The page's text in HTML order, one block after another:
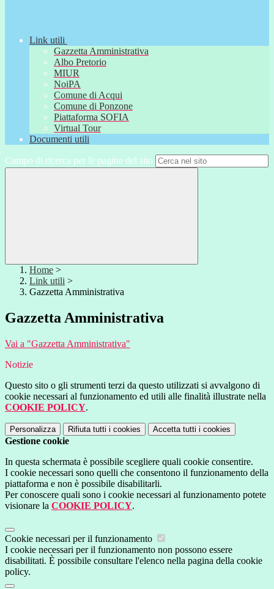
Link utili
Gazzetta Amministrativa
Albo Pretorio
MIUR
NoiPA
Comune di Acqui
Comune di Ponzone
Piattaforma SOFIA
Virtual Tour
Documenti utili
Campo di ricerca per le pagine del sito
Home >
Link utili >
Gazzetta Amministrativa
Gazzetta Amministrativa
Vai a "Gazzetta Amministrativa"
Notizie
Questo sito o gli strumenti terzi da questo utilizzati si avvalgono di
cookie necessari al funzionamento ed utili alle finalità illustrate nella
COOKIE POLICY.
Personalizza Rifiuta tutti i cookies Accetta tutti i cookies
Gestione cookie
In questa schermata è possibile scegliere quali cookie consentire.
I cookie necessari sono quelli che consentono il funzionamento della
piattaforma e non è possibile disabilitarli.
Per conoscere quali sono i cookie necessari al funzionamento potete
visionare la COOKIE POLICY.
Cookie necessari per il funzionamento
I cookie necessari per il funzionamento non possono essere
disabilitati. È possibile consultare l'elenco nella pagina della cookie
policy.